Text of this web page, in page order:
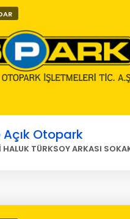
Otopark
TÜRKSOY ARKASI